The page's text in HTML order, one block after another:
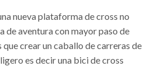
nueva plataforma de cross no
aventura con mayor paso de
crear un caballo de carreras de
es decir una bici de cross